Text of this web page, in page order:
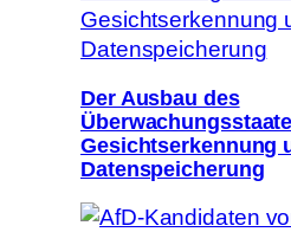
Der Ausbau des
Gesichtserkennung
Datenspeicherung